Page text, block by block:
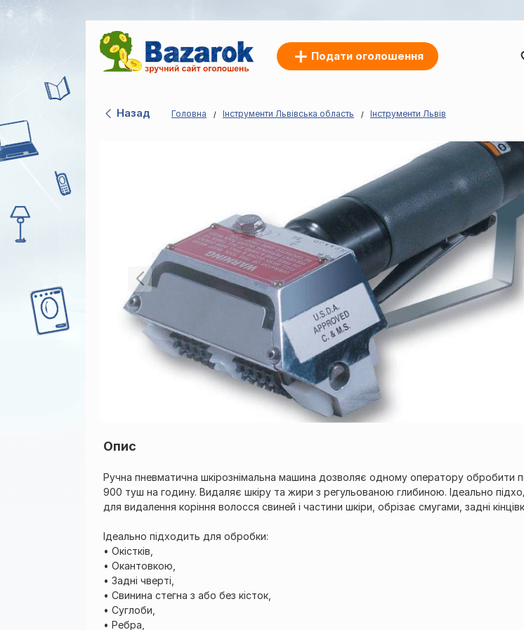
Подати оголошення
Назад Головна Інструменти Львівська область Інструменти Львів
Опис
Ручна пневматична шкірознімальна машина дозволяє одному оператору обробити
900 туш на годину. Видаляє шкіру та жири з регульованою глибиною. Ідеально
для видалення коріння волосся свиней і частини шкіри, обрізає смугами, задні
Ідеально підходить для обробки:
• Окістків,
• Окантовкою,
• Задні чверті,
• Свинина стегна з або без кісток,
• Суглоби,
• Ребра,